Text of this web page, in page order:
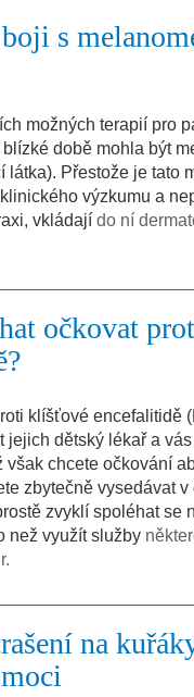
s
možných terapií pro
době mohla být
látka). Přestože je tato
výzkumu a
vkládajído ní
očkovat
klíšťové encefalitidě
jejich dětský lékař a
však chcete očkování
zbytečně vysedávat
zvyklí spoléhat se
než využít služby
na